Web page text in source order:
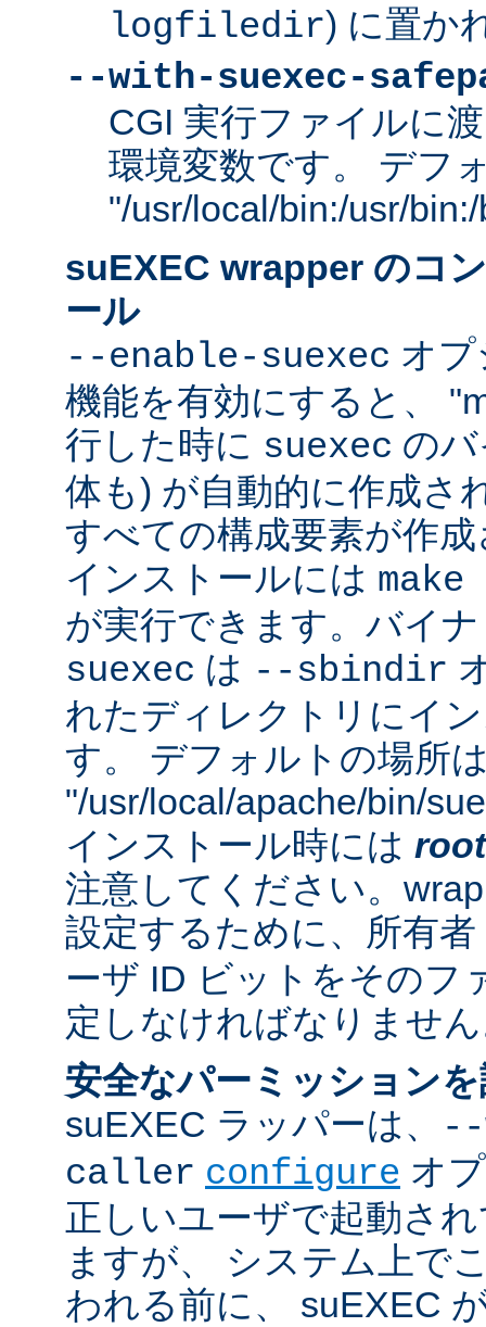
logfiledir) に置か
--with-suexec-
CGI 実行ファイルに
環境変数です。 デフ
"/usr/local/bin:/usr/
suEXEC wrapper のコ
ール
--enable-suexec オ
機能を有効にすると、
行した時に suexec の
体も) が自動的に作成さ
すべての構成要素が作
インストールには
が実行できます。バイ
suexec は --sbindir
れたディレクトリにイ
す。 デフォルトの場所
"/usr/local/apache/bin/
インストール時には root
注意してください。
設定するために、所有者
ーザ ID ビットをそのフ
定しなければなりませ
安全なパーミッション
suEXEC ラッパーは、
caller configure オ
正しいユーザで起動さ
ますが、 システム上で
われる前に、 suEXEC